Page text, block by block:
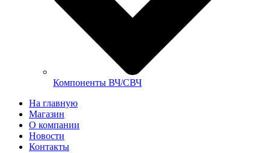
Компоненты ВЧ/СВЧ
На главную
Магазин
О компании
Новости
Контакты